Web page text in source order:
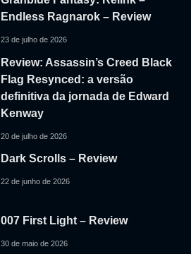
Endless Ragnarok – Review
23 de julho de 2026
Review: Assassin’s Creed Black
Flag Resynced: a versão
definitiva da jornada de Edward
Kenway
20 de julho de 2026
Dark Scrolls – Review
22 de junho de 2026
007 First Light – Review
30 de maio de 2026